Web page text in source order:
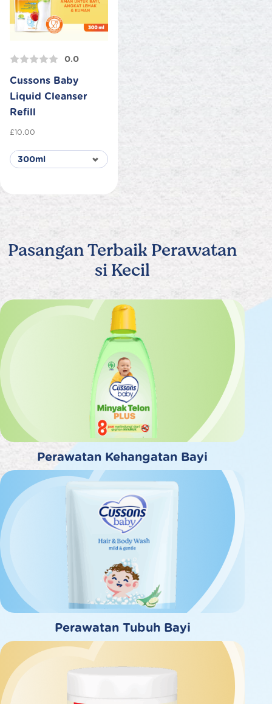
0.0
Cussons Baby
Liquid Cleanser
Refill
£10.00
Pasangan Terbaik Perawatan
si Kecil
Perawatan Kehangatan Bayi
Perawatan Tubuh Bayi